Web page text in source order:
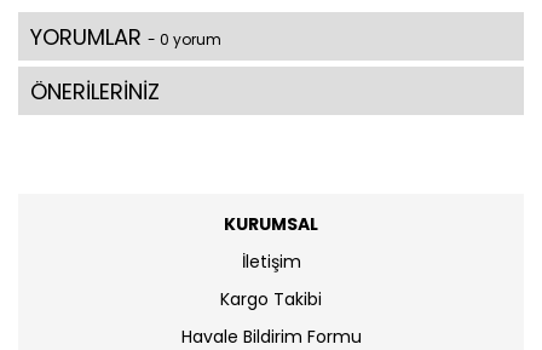
YORUMLAR - 0 yorum
ÖNERİLERİNİZ
KURUMSAL
İletişim
Kargo Takibi
Havale Bildirim Formu